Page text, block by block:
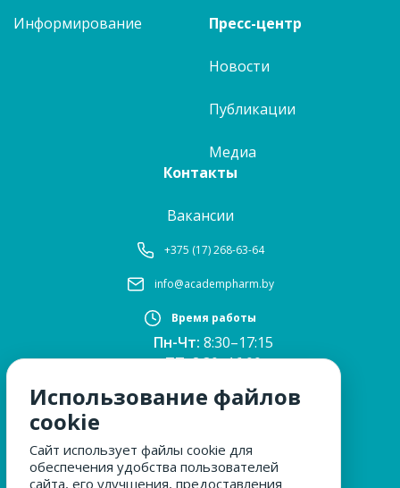
Информирование Пресс-центр
Новости
Публикации
Медиа
Контакты
Вакансии
+375 (17) 268-63-64
info@academpharm.by
Время работы
Пн-Чт: 8:30–17:15
ПТ:8:30–16:00
12:30–13:00
Сб, Вс:выходные
МЫ ЗА БЕЗОПАСНОСТЬ
Использование файлов
cookie
Сайт использует файлы cookie для
обеспечения удобства пользователей
сайта, его улучшения, предоставления